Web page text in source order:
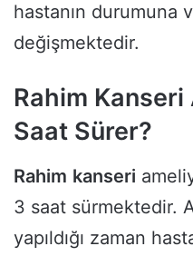
hastanın durumuna
değişmektedir.
Rahim Kanseri
Saat Sürer?
Rahim kanseri
3 saat sürmektedir.
yapıldığı zaman